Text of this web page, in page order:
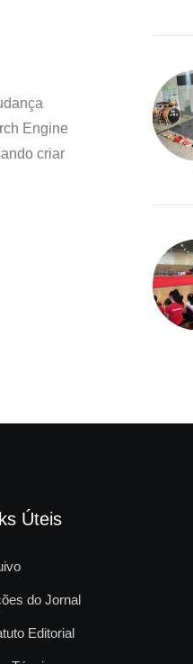
Engine
criar
Úteis
do Jornal
Editorial